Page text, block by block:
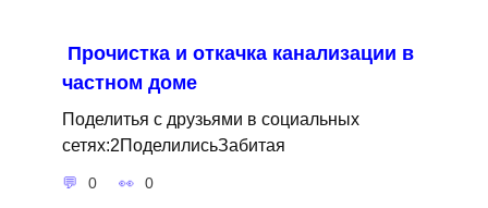
Прочистка и откачка канализации в
частном доме
Поделитья с друзьями в социальных
сетях:2ПоделилисьЗабитая
0 0